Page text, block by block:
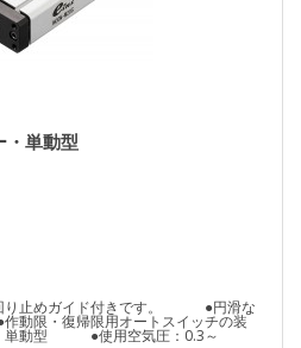
・単動型
り止めガイド付きです。 ●円滑な
限・復帰限用オートスイッチの装
単動型 ●使用空気圧：0.3～